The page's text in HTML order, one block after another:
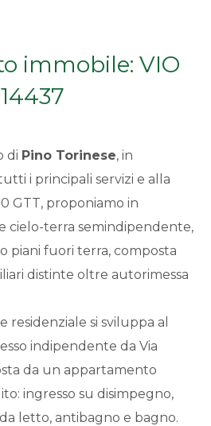
immobile: VIO
14437
di Pino Torinese, in
i principali servizi e alla
GTT, proponiamo in
cielo-terra semindipendente,
piani fuori terra, composta
distinte oltre autorimessa
si sviluppa al
indipendente da Via
da un appartamento
ingresso su disimpegno,
letto, antibagno e bagno.